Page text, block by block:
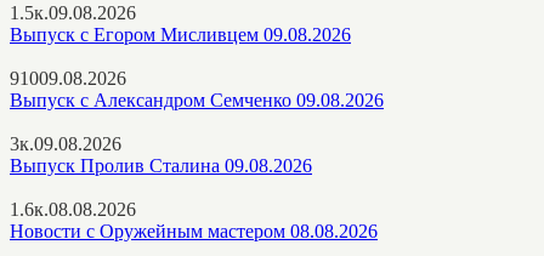
1.5к.09.08.2026
Выпуск с Егором Мисливцем 09.08.2026
91009.08.2026
Выпуск с Александром Семченко 09.08.2026
3к.09.08.2026
Выпуск Пролив Сталина 09.08.2026
1.6к.08.08.2026
Новости с Оружейным мастером 08.08.2026